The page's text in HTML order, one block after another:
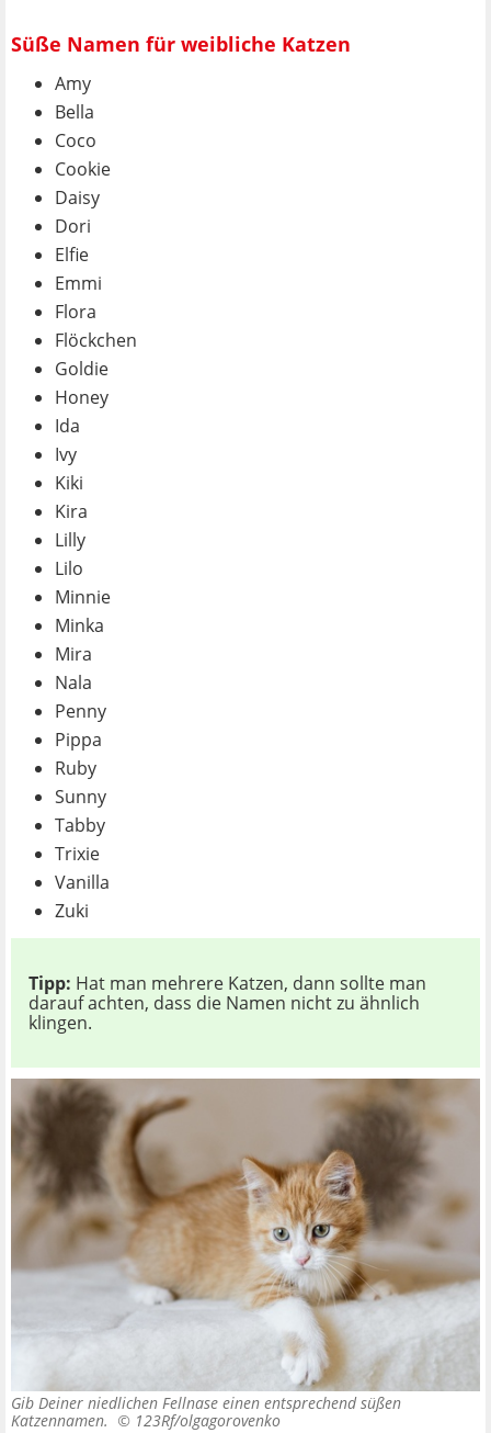
Süße Namen für weibliche Katzen
Amy
Bella
Coco
Cookie
Daisy
Dori
Elfie
Emmi
Flora
Flöckchen
Goldie
Honey
Ida
Ivy
Kiki
Kira
Lilly
Lilo
Minnie
Minka
Mira
Nala
Penny
Pippa
Ruby
Sunny
Tabby
Trixie
Vanilla
Zuki
Tipp: Hat man mehrere Katzen, dann sollte man
darauf achten, dass die Namen nicht zu ähnlich
klingen.
Gib Deiner niedlichen Fellnase einen entsprechend süßen
Katzennamen. © 123Rf/olgagorovenko